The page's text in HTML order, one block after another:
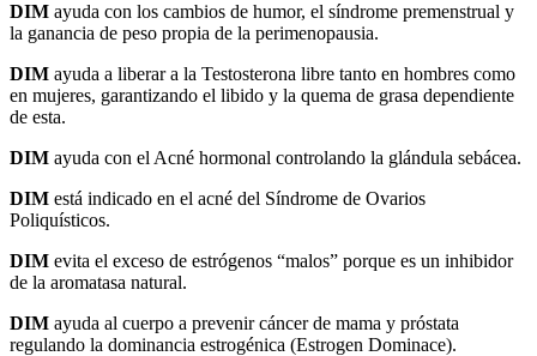
DIM ayuda con los cambios de humor, el síndrome premenstrual y
la ganancia de peso propia de la perimenopausia.
DIM ayuda a liberar a la Testosterona libre tanto en hombres como
en mujeres, garantizando el libido y la quema de grasa dependiente
de esta.
DIM ayuda con el Acné hormonal controlando la glándula sebácea.
DIM está indicado en el acné del Síndrome de Ovarios
Poliquísticos.
DIM evita el exceso de estrógenos “malos” porque es un inhibidor
de la aromatasa natural.
DIM ayuda al cuerpo a prevenir cáncer de mama y próstata
regulando la dominancia estrogénica (Estrogen Dominace).